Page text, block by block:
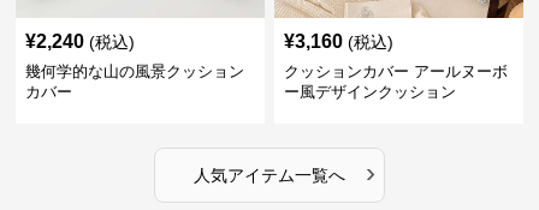
¥2,240 (税込)
幾何学的な山の風景クッション
カバー
¥3,160 (税込)
クッションカバー アールヌーボ
ー風デザインクッション
人気アイテム一覧へ ›